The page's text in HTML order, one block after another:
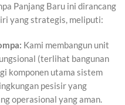
Panjang Baru ini dirancang
yang strategis, meliputi:
Kami membangun unit
(terlihat bangunan
komponen utama sistem
pesisir yang
operasional yang aman.